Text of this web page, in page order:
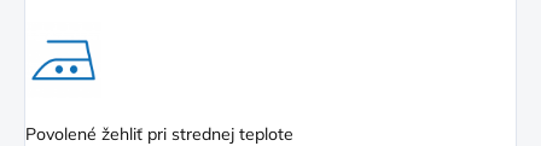
Povolené žehliť pri strednej teplote